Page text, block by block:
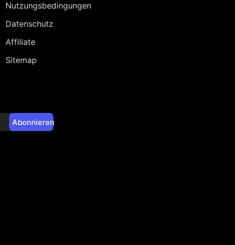
Nutzungsbedingungen
Datenschutz
Affiliate
Sitemap
Abonnieren